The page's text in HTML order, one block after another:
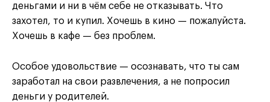
деньгами и ни в чём себе не отказывать. Что
захотел, то и купил. Хочешь в кино — пожалуйста.
Хочешь в кафе — без проблем.
Особое удовольствие — осознавать, что ты сам
заработал на свои развлечения, а не попросил
деньги у родителей.